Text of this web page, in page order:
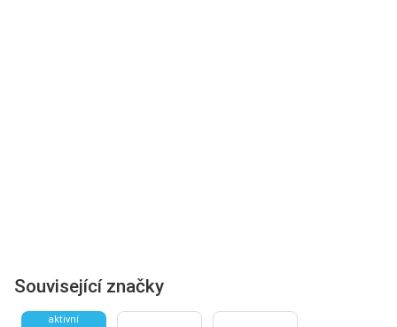
Související značky
aktivní